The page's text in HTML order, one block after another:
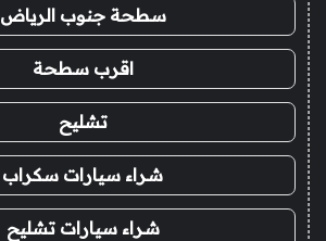
سطحة جنوب الرياض
اقرب سطحة
تشليح
شراء سيارات سكراب
شراء سيارات تشليح